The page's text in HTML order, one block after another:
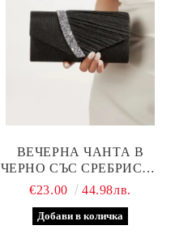
ВЕЧЕРНА ЧАНТА В
ЧЕРНО СЪС СРЕБРИСТА
ЛЕНТА
€23.00 44.98лв.